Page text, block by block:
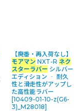
【廃番・再入荷なし】
モアマン NXT-R ネク
スターラバー シルバー
エディション ‐ 耐久
性と滑走性がアップし
た高性能ラバー
[10409-01-10-z(G6-
3)_M28018]